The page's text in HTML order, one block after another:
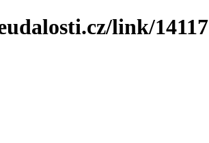
link/14117